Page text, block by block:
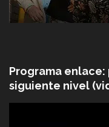
Programa
siguiente nivel